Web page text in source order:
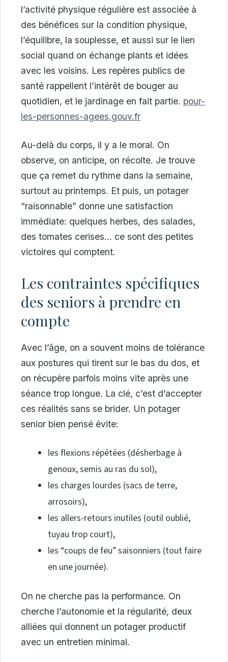
l’activité physique régulière est associée à
des bénéfices sur la condition physique,
l’équilibre, la souplesse, et aussi sur le lien
social quand on échange plants et idées
avec les voisins. Les repères publics de
santé rappellent l’intérêt de bouger au
quotidien, et le jardinage en fait partie. pour-
les-personnes-agees.gouv.fr
Au-delà du corps, il y a le moral. On
observe, on anticipe, on récolte. Je trouve
que ça remet du rythme dans la semaine,
surtout au printemps. Et puis, un potager
“raisonnable” donne une satisfaction
immédiate: quelques herbes, des salades,
des tomates cerises… ce sont des petites
victoires qui comptent.
Les contraintes spécifiques
des seniors à prendre en
compte
Avec l’âge, on a souvent moins de tolérance
aux postures qui tirent sur le bas du dos, et
on récupère parfois moins vite après une
séance trop longue. La clé, c’est d’accepter
ces réalités sans se brider. Un potager
senior bien pensé évite:
les flexions répétées (désherbage à
genoux, semis au ras du sol),
les charges lourdes (sacs de terre,
arrosoirs),
les allers-retours inutiles (outil oublié,
tuyau trop court),
les “coups de feu” saisonniers (tout faire
en une journée).
On ne cherche pas la performance. On
cherche l’autonomie et la régularité, deux
alliées qui donnent un potager productif
avec un entretien minimal.